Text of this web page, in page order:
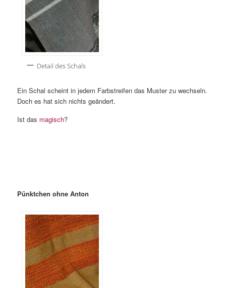
Detail des Schals
Ein Schal scheint in jedem Farbstreifen das Muster zu wechseln.
Doch es hat sich nichts geändert.
Ist das magisch?
Pünktchen ohne Anton